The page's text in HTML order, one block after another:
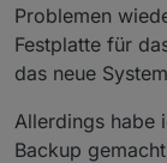
Problemen
Festplatte für
das neue
Allerdings habe
Backup